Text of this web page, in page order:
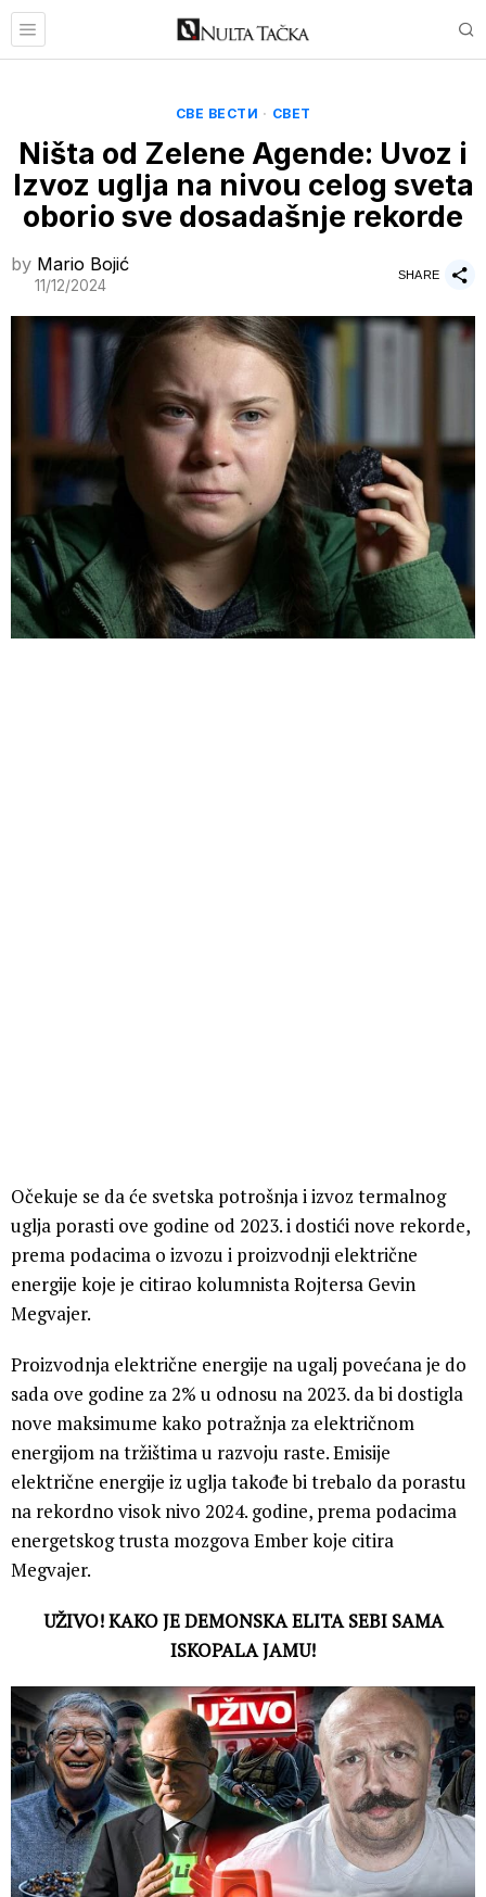
СВЕ ВЕСТИ · СВЕТ
Ništa od Zelene Agende: Uvoz i
Izvoz uglja na nivou celog sveta
oborio sve dosadašnje rekorde
by Mario Bojić
11/12/2024
SHARE
Očekuje se da će svetska potrošnja i izvoz termalnog
uglja porasti ove godine od 2023. i dostići nove rekorde,
prema podacima o izvozu i proizvodnji električne
energije koje je citirao kolumnista Rojtersa Gevin
Megvajer.
Proizvodnja električne energije na ugalj povećana je do
sada ove godine za 2% u odnosu na 2023. da bi dostigla
nove maksimume kako potražnja za električnom
energijom na tržištima u razvoju raste. Emisije
električne energije iz uglja takođe bi trebalo da porastu
na rekordno visok nivo 2024. godine, prema podacima
energetskog trusta mozgova Ember koje citira
Megvajer.
UŽIVO! KAKO JE DEMONSKA ELITA SEBI SAMA
ISKOPALA JAMU!